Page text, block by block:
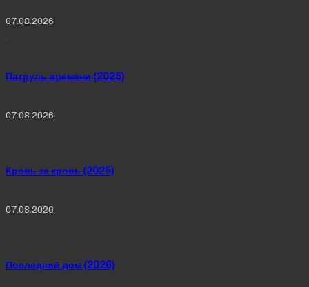
07.08.2026
Патруль времени (2025)
07.08.2026
Кровь за кровь (2025)
07.08.2026
Последний дом (2026)